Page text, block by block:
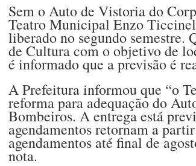
Sem o Auto de Vistoria do
Teatro Municipal Enzo
liberado no segundo
de Cultura com o objetivo de
é informado que a previsão é
A Prefeitura informou que “o
reforma para adequação do
Bombeiros. A entrega está
agendamentos retornam a
agendamentos até final de
nota.